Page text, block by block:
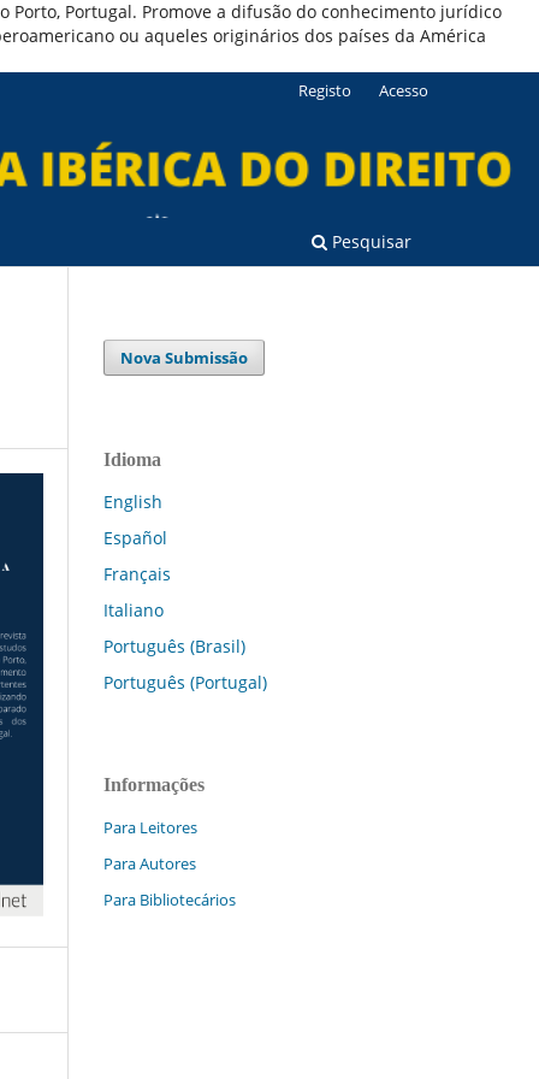
Porto, Portugal. Promove a difusão do conhecimento jurídico
ou aqueles originários dos países da América
Pesquisar
Registo Acesso
Nova Submissão
Idioma
English
Español
Français
Italiano
Português (Brasil)
Português (Portugal)
Informações
Para Leitores
Para Autores
Para Bibliotecários